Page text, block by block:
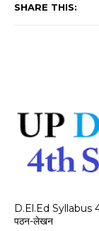
SHARE THIS:
D.El.Ed Syllabus
पठन-लेखन